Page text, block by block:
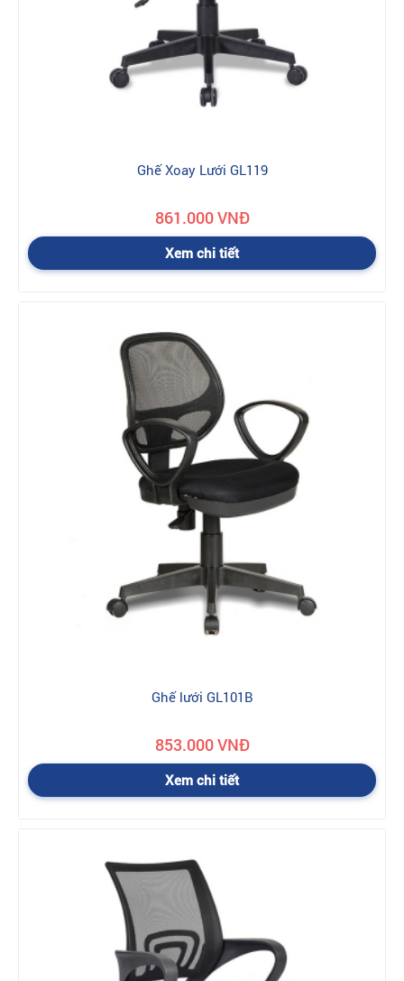
Ghế Xoay Lưới GL119
861.000 VNĐ
Xem chi tiết
Ghế lưới GL101B
853.000 VNĐ
Xem chi tiết